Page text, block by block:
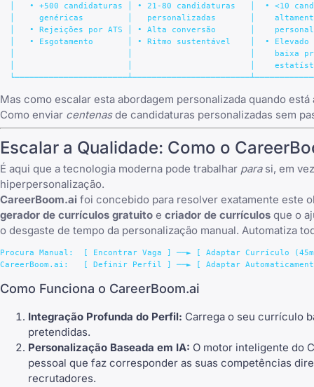
│   • +500 candidaturas │ • 21-80 candidaturas   │  • <10
│     genéricas         │   personalizadas       │
│   • Rejeições por ATS │ • Alta conversão       │
│   • Esgotamento       │ • Ritmo sustentável    │  • Elevado
│                       │                        │    baixa
│                       │                        │
Mas como escalar esta abordagem personalizada quando
Como enviar centenasde candidaturas personalizadas sem
Escalar a Qualidade: Como o
É aqui que a tecnologia moderna pode trabalhar parasi, em
hiperpersonalização.
CareerBoom.ai foi concebido para resolver exatamente este
gerador de currículos gratuito e criador de currículos que o
o desgaste de tempo da personalização manual. Automatiza
Procura Manual:  [ Encontrar Vaga ] ──► [ Adaptar Currículo
Como Funciona o CareerBoom.ai
Integração Profunda do Perfil: Carrega o seu currículo
pretendidas.
Personalização Baseada em IA: O motor inteligente do
pessoal que faz corresponder as suas competências
recrutadores.